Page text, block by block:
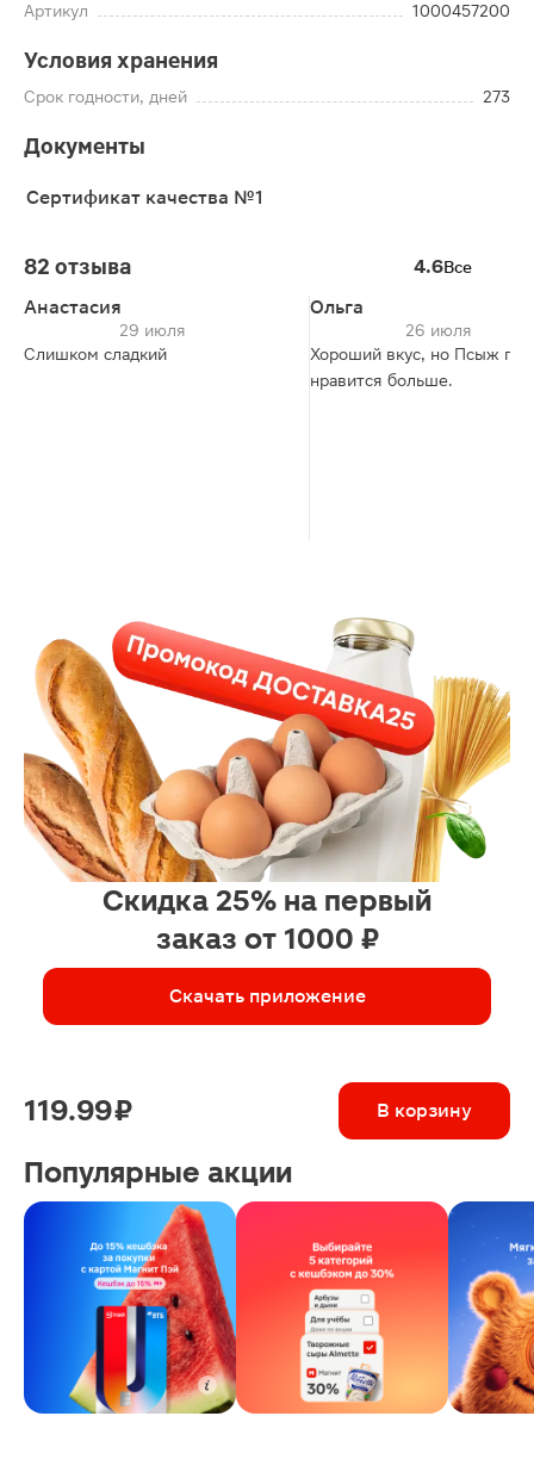
Артикул
1000457200
Условия хранения
Срок годности, дней 273
Документы
Сертификат качества №1
82 отзыва 4.6Все
Анастасия
29 июля
Слишком сладкий
Ольга
26 июля
Хороший вкус, но Псыж
нравится больше.
Скидка 25% на первый
заказ от 1000 ₽
Скачать приложение
119.99 ₽ В корзину
Популярные акции